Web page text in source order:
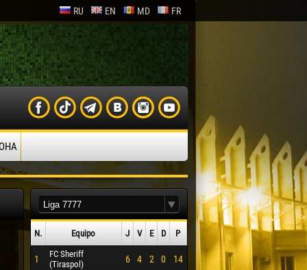
RU EN MD FR
N. Equipo J V Е D P
1
FC Sheriff
(Tiraspol)
6 4 2 0 14